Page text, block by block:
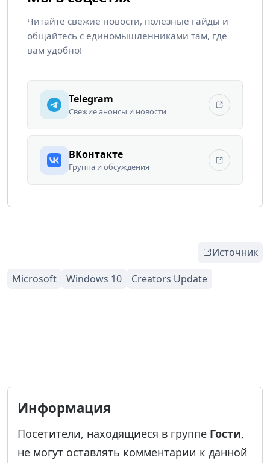
Читайте свежие новости, полезные гайды и
общайтесь с единомышленниками там, где
вам удобно!
Telegram
Свежие анонсы и новости
ВКонтакте
Группа и обсуждения
Источник
Информация
Посетители, находящиеся в группе Гости,
не могут оставлять комментарии к данной